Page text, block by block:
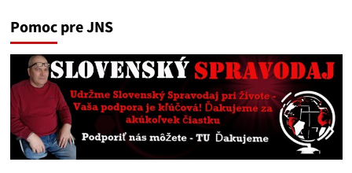
Pomoc pre JNS